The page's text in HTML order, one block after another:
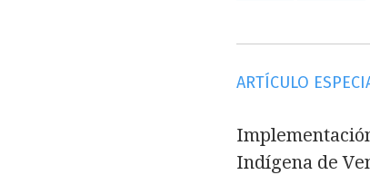
ARTÍCULO
Indígena de